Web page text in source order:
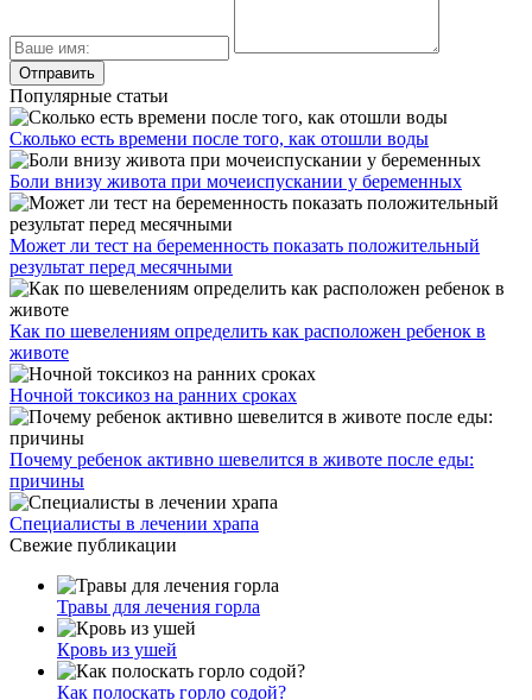
Популярные статьи
Сколько есть времени после того, как отошли воды
Боли внизу живота при мочеиспускании у беременных
Может ли тест на беременность показать положительный
результат перед месячными
Как по шевелениям определить как расположен ребенок в
животе
Ночной токсикоз на ранних сроках
Почему ребенок активно шевелится в животе после еды:
причины
Специалисты в лечении храпа
Свежие публикации
Травы для лечения горла
Кровь из ушей
Как полоскать горло содой?